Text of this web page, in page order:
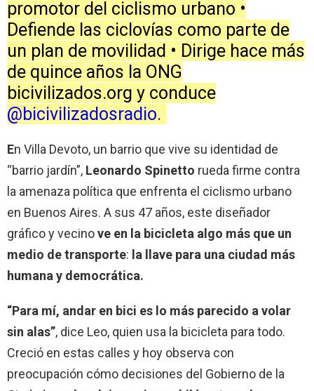
promotor del ciclismo urbano •
Defiende las ciclovías como parte de
un plan de movilidad • Dirige hace más
de quince años la ONG
bicivilizados.org y conduce
@bicivilizadosradio.
En Villa Devoto, un barrio que vive su identidad de
“barrio jardín”, Leonardo Spinetto rueda firme contra
la amenaza política que enfrenta el ciclismo urbano
en Buenos Aires. A sus 47 años, este diseñador
gráfico y vecinove en la bicicleta algo más que un
medio de transporte: la llave para una ciudad más
humana y democrática.
“Para mí, andar en bici es lo más parecido a volar
sin alas”, dice Leo, quien usa la bicicleta para todo.
Creció en estas calles y hoy observa con
preocupación cómo decisiones del Gobierno de la